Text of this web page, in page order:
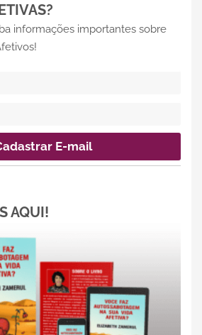
informações importantes sobre
AQUI!